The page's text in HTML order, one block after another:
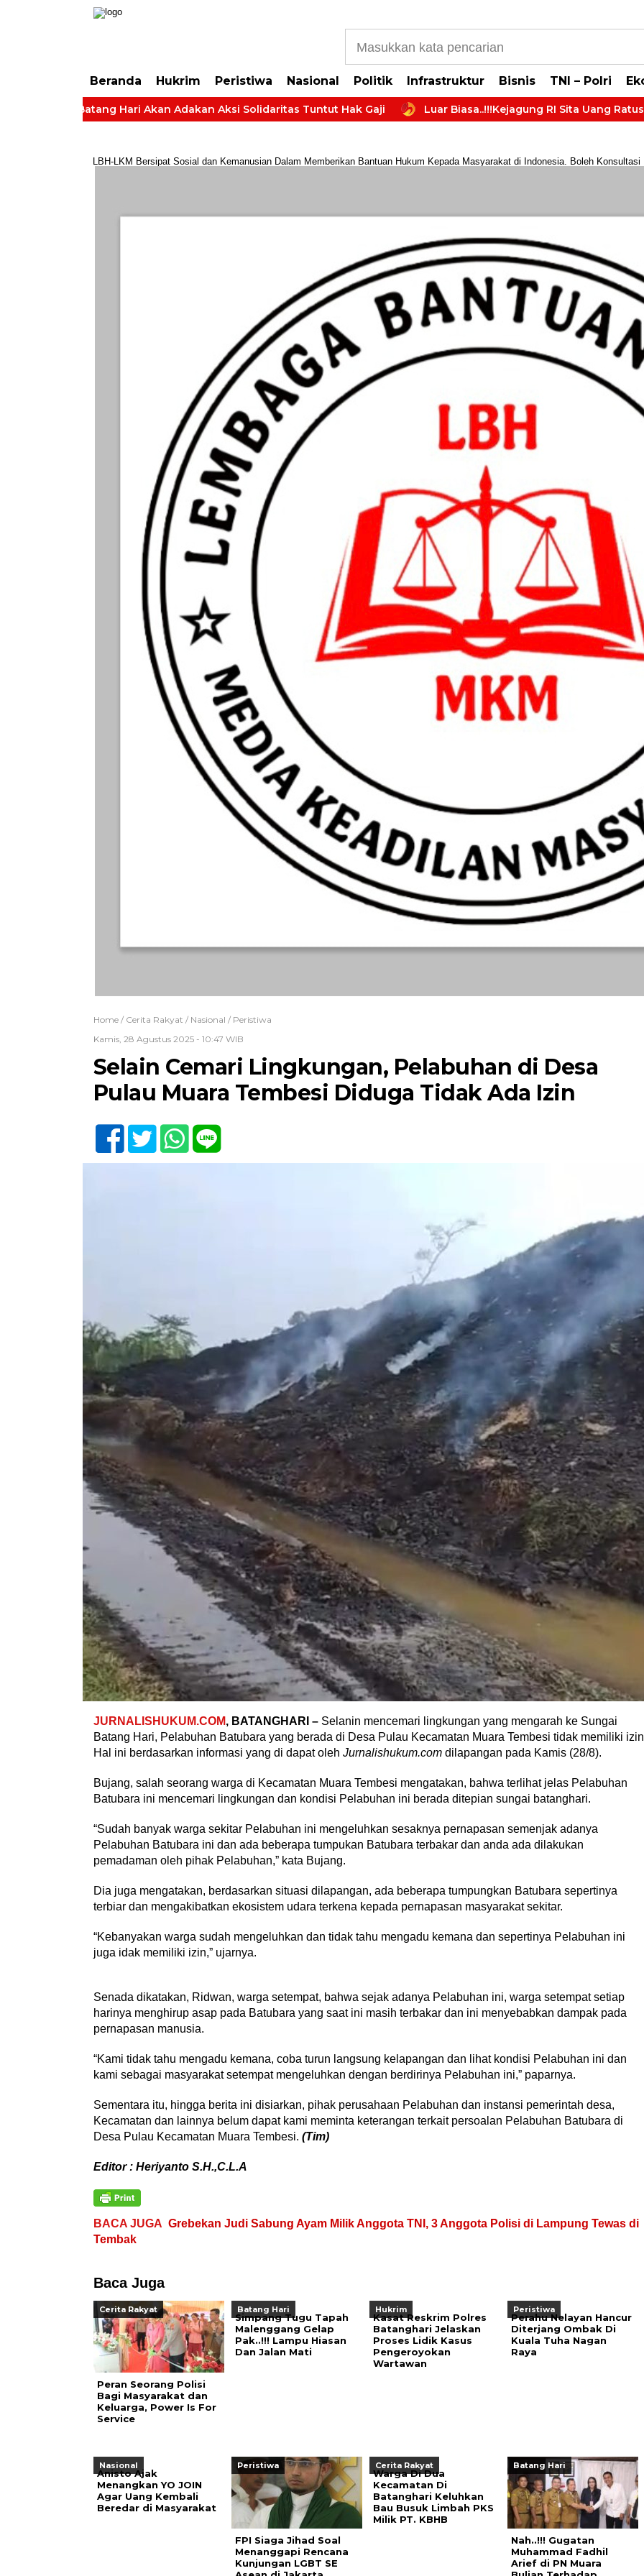
https://dashboard.mgid.com/user/activate/id/685224/code/68609134aa79c3b5cb0177965d610587
Beranda Hukrim Peristiwa Nasional Politik Infrastruktur Bisnis TNI – Polri
Desa Batang Hari Akan Adakan Aksi Solidaritas Tuntut Hak Gaji Luar Biasa..!!!Kejagung RI Sita Uang Ratusan
LBH-LKM Bersipat Sosial dan Kemanusian Dalam Memberikan Bantuan Hukum Kepada Masyarakat di Indonesia. Boleh
Home / Cerita Rakyat / Nasional / Peristiwa
Kamis, 28 Agustus 2025 - 10:47 WIB
Selain Cemari Lingkungan, Pelabuhan di Desa
Pulau Muara Tembesi Diduga Tidak Ada Izin
JURNALISHUKUM.COM, BATANGHARI –Selanin mencemari lingkungan yang mengarah ke Sungai
Batang Hari, Pelabuhan Batubara yang berada di Desa Pulau Kecamatan Muara Tembesi tidak memiliki
Hal ini berdasarkan informasi yang di dapat oleh Jurnalishukum.comdilapangan pada Kamis (28/8).
Bujang, salah seorang warga di Kecamatan Muara Tembesi mengatakan, bahwa terlihat jelas Pelabuhan
Batubara ini mencemari lingkungan dan kondisi Pelabuhan ini berada ditepian sungai batanghari.
“Sudah banyak warga sekitar Pelabuhan ini mengeluhkan sesaknya pernapasan semenjak adanya
Pelabuhan Batubara ini dan ada beberapa tumpukan Batubara terbakar dan anda ada dilakukan
pemadaman oleh pihak Pelabuhan,” kata Bujang.
Dia juga mengatakan, berdasarkan situasi dilapangan, ada beberapa tumpungkan Batubara sepertinya
terbiar dan mengakibatkan ekosistem udara terkena kepada pernapasan masyarakat sekitar.
“Kebanyakan warga sudah mengeluhkan dan tidak tahu mengadu kemana dan sepertinya Pelabuhan ini
juga idak memiliki izin,” ujarnya.
Senada dikatakan, Ridwan, warga setempat, bahwa sejak adanya Pelabuhan ini, warga setempat setiap
harinya menghirup asap pada Batubara yang saat ini masih terbakar dan ini menyebabkan dampak pada
pernapasan manusia.
“Kami tidak tahu mengadu kemana, coba turun langsung kelapangan dan lihat kondisi Pelabuhan ini dan
kami sebagai masyarakat setempat mengeluhkan dengan berdirinya Pelabuhan ini,” paparnya.
Sementara itu, hingga berita ini disiarkan, pihak perusahaan Pelabuhan dan instansi pemerintah desa,
Kecamatan dan lainnya belum dapat kami meminta keterangan terkait persoalan Pelabuhan Batubara di
Desa Pulau Kecamatan Muara Tembesi. (Tim)
Editor : Heriyanto S.H.,C.L.A
BACA JUGA Grebekan Judi Sabung Ayam Milik Anggota TNI, 3 Anggota Polisi di Lampung Tewas di
Tembak
Baca Juga
Cerita Rakyat
Peran Seorang Polisi
Bagi Masyarakat dan
Keluarga, Power Is For
Service
Batang Hari
Simpang Tugu Tapah
Malenggang Gelap
Pak..!!! Lampu Hiasan
Dan Jalan Mati
Hukrim
Kasat Reskrim Polres
Batanghari Jelaskan
Proses Lidik Kasus
Pengeroyokan
Wartawan
Peristiwa
Perahu Nelayan Hancur
Diterjang Ombak Di
Kuala Tuha Nagan
Raya
Nasional
Anisto Ajak
Menangkan YO JOIN
Agar Uang Kembali
Beredar di Masyarakat
Peristiwa
FPI Siaga Jihad Soal
Menanggapi Rencana
Kunjungan LGBT SE
Cerita Rakyat
Warga Di Dua
Kecamatan Di
Batanghari Keluhkan
Bau Busuk Limbah PKS
Milik PT. KBHB
Batang Hari
Nah..!!! Gugatan
Muhammad Fadhil
Arief di PN Muara